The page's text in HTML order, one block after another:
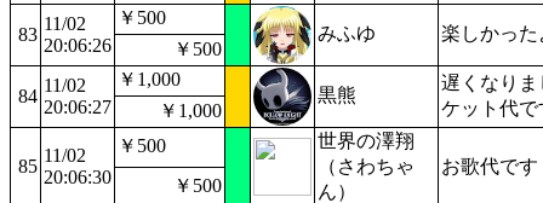
83
11/02
20:06:26
￥500
みふゆ 楽しかった
￥500
84
11/02
20:06:27
￥1,000
黒熊
遅くなり
ケット代で
￥1,000
85
11/02
20:06:30
￥500
世界の澤翔
（さわちゃ
ん）
お歌代です
￥500